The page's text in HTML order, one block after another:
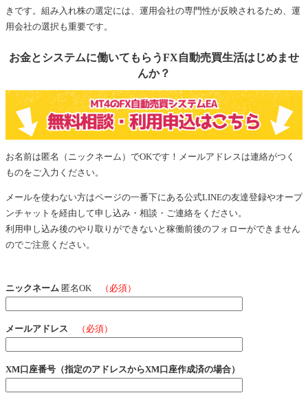
きです。組み入れ株の選定には、運用会社の専門性が反映されるため、運
用会社の選択も重要です。
お金とシステムに働いてもらうFX自動売買生活はじめませ
んか？
お名前は匿名（ニックネーム）でOKです！メールアドレスは連絡がつく
ものをご入力ください。
メールを使わない方はページの一番下にある公式LINEの友達登録やオープ
ンチャットを経由して申し込み・相談・ご連絡をください。
利用申し込み後のやり取りができないと稼働前後のフォローができません
のでご注意ください。
ニックネーム 匿名OK （必須）
メールアドレス （必須）
XM口座番号（指定のアドレスからXM口座作成済の場合）